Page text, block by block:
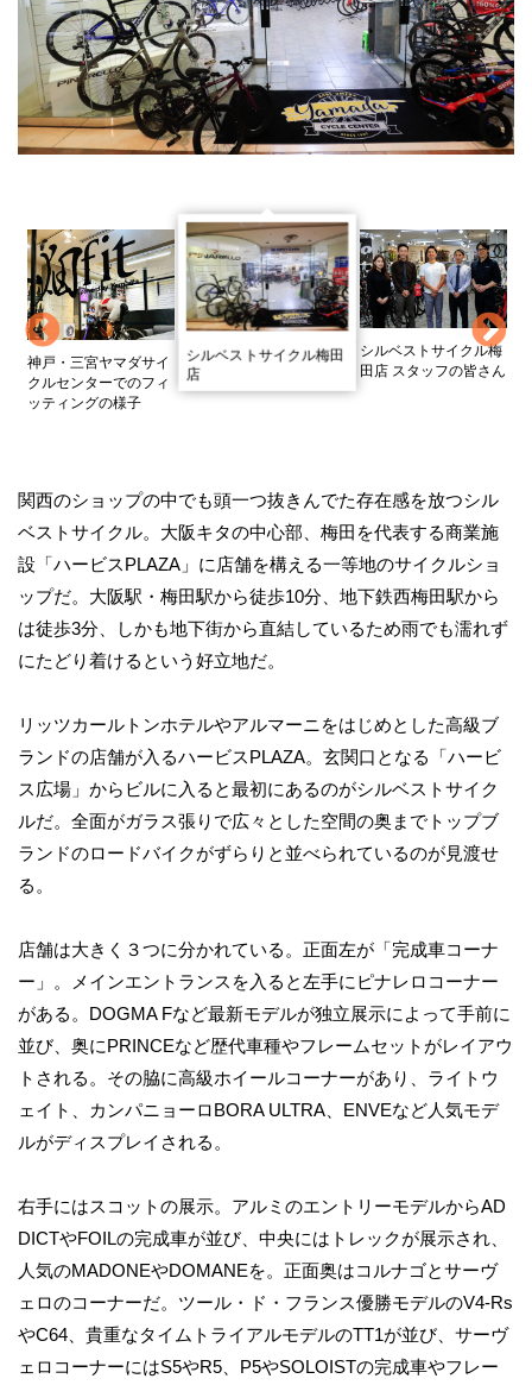
神戸・三宮ヤマダサイ
クルセンターでのフィ
ッティングの様子
シルベストサイクル梅田
店
シルベストサイクル梅
田店 スタッフの皆さん
関西のショップの中でも頭一つ抜きんでた存在感を放つシル
ベストサイクル。大阪キタの中心部、梅田を代表する商業施
設「ハービスPLAZA」に店舗を構える一等地のサイクルショ
ップだ。大阪駅・梅田駅から徒歩10分、地下鉄西梅田駅から
は徒歩3分、しかも地下街から直結しているため雨でも濡れず
にたどり着けるという好立地だ。
リッツカールトンホテルやアルマーニをはじめとした高級ブ
ランドの店舗が入るハービスPLAZA。玄関口となる「ハービ
ス広場」からビルに入ると最初にあるのがシルベストサイク
ルだ。全面がガラス張りで広々とした空間の奥までトップブ
ランドのロードバイクがずらりと並べられているのが見渡せ
る。
店舗は大きく３つに分かれている。正面左が「完成車コーナ
ー」。メインエントランスを入ると左手にピナレロコーナー
がある。DOGMA Fなど最新モデルが独立展示によって手前に
並び、奥にPRINCEなど歴代車種やフレームセットがレイアウ
トされる。その脇に高級ホイールコーナーがあり、ライトウ
ェイト、カンパニョーロBORA ULTRA、ENVEなど人気モデ
ルがディスプレイされる。
右手にはスコットの展示。アルミのエントリーモデルからAD
DICTやFOILの完成車が並び、中央にはトレックが展示され、
人気のMADONEやDOMANEを。正面奥はコルナゴとサーヴ
ェロのコーナーだ。ツール・ド・フランス優勝モデルのV4-Rs
やC64、貴重なタイムトライアルモデルのTT1が並び、サーヴ
ェロコーナーにはS5やR5、P5やSOLOISTの完成車やフレー